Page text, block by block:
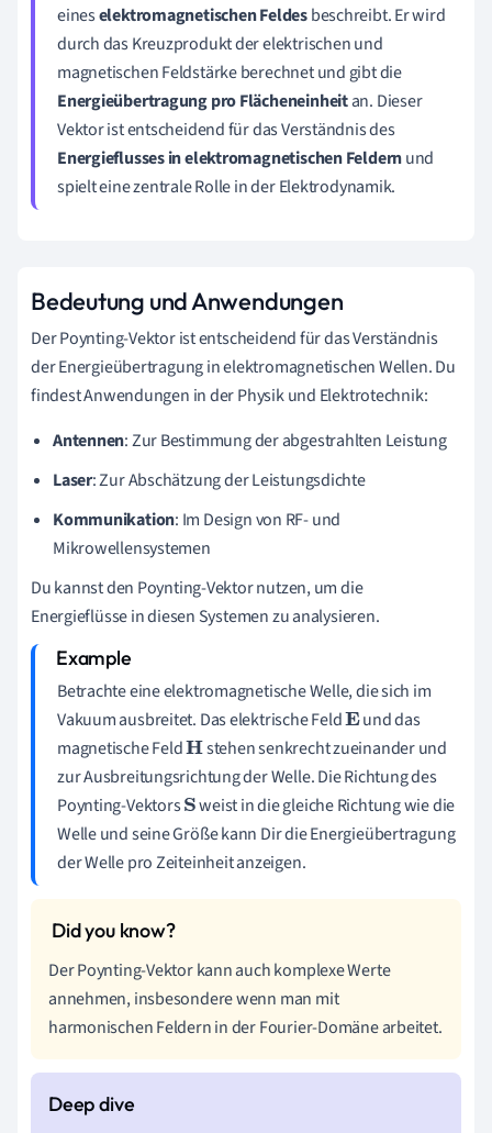
eineselektromagnetischen Feldesbeschreibt. Er wird
durch das Kreuzprodukt der elektrischen und
magnetischen Feldstärke berechnet und gibt die
Energieübertragung pro Flächeneinheitan. Dieser
Vektor ist entscheidend für das Verständnis des
Energieflusses in elektromagnetischen Feldernund
spielt eine zentrale Rolle in der Elektrodynamik.
Bedeutung und Anwendungen
Der Poynting-Vektor ist entscheidend für das Verständnis
der Energieübertragung in elektromagnetischen Wellen. Du
findest Anwendungen in der Physik und Elektrotechnik:
Antennen: Zur Bestimmung der abgestrahlten Leistung
Laser: Zur Abschätzung der Leistungsdichte
Kommunikation: Im Design von RF- und
Mikrowellensystemen
Du kannst den Poynting-Vektor nutzen, um die
Energieflüsse in diesen Systemen zu analysieren.
Betrachte eine elektromagnetische Welle, die sich im
Vakuum ausbreitet. Das elektrische FeldE und das
magnetische FeldH stehen senkrecht zueinander und
zur Ausbreitungsrichtung der Welle. Die Richtung des
Poynting-VektorsS weist in die gleiche Richtung wie die
Welle und seine Größe kann Dir die Energieübertragung
der Welle pro Zeiteinheit anzeigen.
Der Poynting-Vektor kann auch komplexe Werte
annehmen, insbesondere wenn man mit
harmonischen Feldern in der Fourier-Domäne arbeitet.